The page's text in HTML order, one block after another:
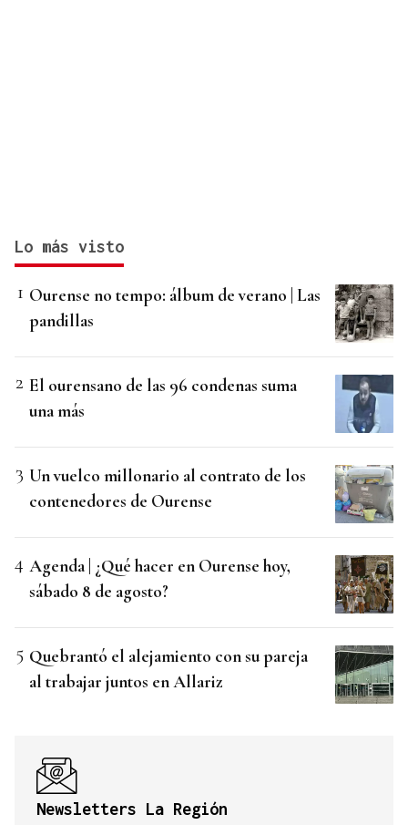
Lo más visto
Ourense no tempo: álbum de verano | Las
pandillas
El ourensano de las 96 condenas suma
una más
Un vuelco millonario al contrato de los
contenedores de Ourense
Agenda | ¿Qué hacer en Ourense hoy,
sábado 8 de agosto?
Quebrantó el alejamiento con su pareja
al trabajar juntos en Allariz
Newsletters La Región